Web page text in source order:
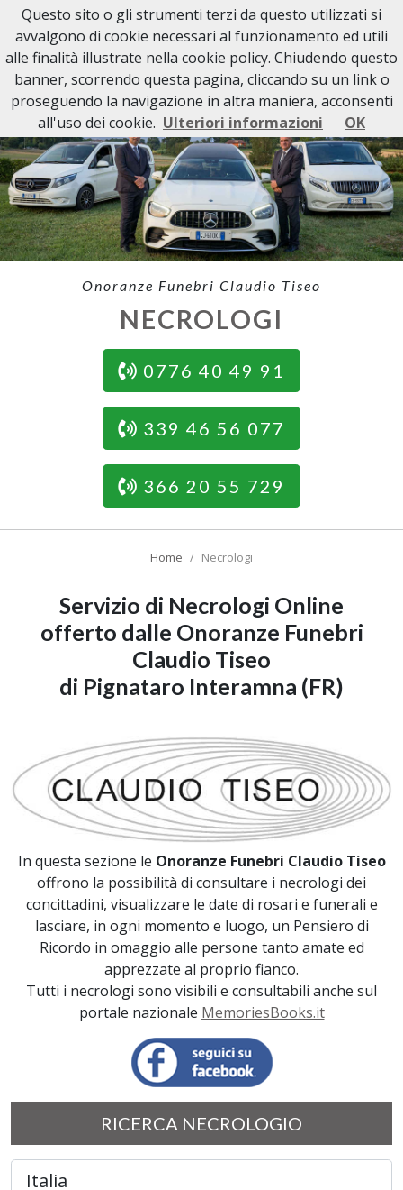
Onoranze Funebri Claudio Tiseo
NECROLOGI
0776 40 49 91
339 46 56 077
366 20 55 729
Home Necrologi
Servizio di Necrologi Online
offerto dalle Onoranze Funebri
Claudio Tiseo
di Pignataro Interamna (FR)
In questa sezione le Onoranze Funebri Claudio Tiseo
offrono la possibilità di consultare i necrologi dei
concittadini, visualizzare le date di rosari e funerali e
lasciare, in ogni momento e luogo, un Pensiero di
Ricordo in omaggio alle persone tanto amate ed
apprezzate al proprio fianco.
Tutti i necrologi sono visibili e consultabili anche sul
portale nazionale MemoriesBooks.it
RICERCA NECROLOGIO
Questo sito o gli strumenti terzi da questo utilizzati si
avvalgono di cookie necessari al funzionamento ed utili
alle finalità illustrate nella cookie policy. Chiudendo questo
banner, scorrendo questa pagina, cliccando su un link o
proseguendo la navigazione in altra maniera, acconsenti
all'uso dei cookie. Ulteriori informazioni OK